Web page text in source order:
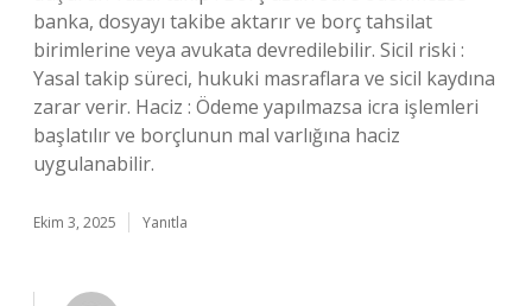
banka, dosyayı takibe aktarır ve borç tahsilat
birimlerine veya avukata devredilebilir. Sicil riski :
Yasal takip süreci, hukuki masraflara ve sicil kaydına
zarar verir. Haciz : Ödeme yapılmazsa icra işlemleri
başlatılır ve borçlunun mal varlığına haciz
uygulanabilir.
Ekim 3, 2025 Yanıtla